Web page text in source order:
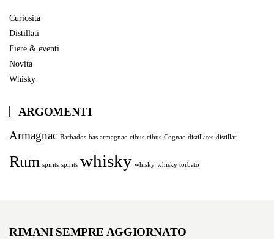
Curiosità
Distillati
Fiere & eventi
Novità
Whisky
ARGOMENTI
Armagnac Barbados bas armagnac cibus cibus Cognac distillates distillati
Rum spirits spirits whisky whisky whisky torbato
RIMANI SEMPRE AGGIORNATO